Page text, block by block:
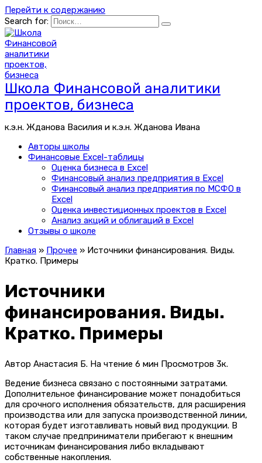
Перейти к содержанию
Search for:
Школа Финансовой аналитики
проектов, бизнеса
к.э.н. Жданова Василия и к.э.н. Жданова Ивана
Авторы школы
Финансовые Excel-таблицы
Оценка бизнеса в Excel
Финансовый анализ предприятия в Excel
Финансовый анализ предприятия по МСФО в
Excel
Оценка инвестиционных проектов в Excel
Анализ акций и облигаций в Excel
Отзывы о школе
Главная » Прочее » Источники финансирования. Виды.
Кратко. Примеры
Источники
финансирования. Виды.
Кратко. Примеры
Автор Анастасия Б. На чтение 6 мин Просмотров 3к.
Ведение бизнеса связано с постоянными затратами.
Дополнительное финансирование может понадобиться
для срочного исполнения обязательств, для расширения
производства или для запуска производственной линии,
которая будет изготавливать новый вид продукции. В
таком случае предприниматели прибегают к внешним
источникам финансирования либо вкладывают
собственные накопления.